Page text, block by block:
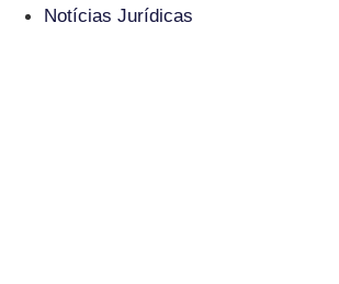
Notícias Jurídicas